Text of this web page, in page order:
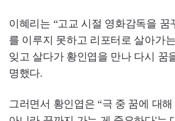
이혜리는 “고교 시절 영화감독을 꿈
를 이루지 못하고 리포터로 살아가
잊고 살다가 황인엽을 만나 다시 꿈
명했다.
그러면서 황인엽은 “극 중 꿈에 대해